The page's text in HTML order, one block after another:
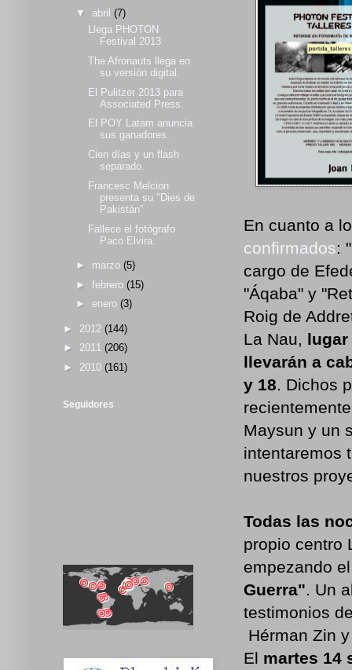
En cuanto a
confirmados:
cargo de
"Áqaba" y
Roig de
La Nau,
llevarán a
y 18. Dichos
Maysun y un
intentaremos
nuestros
Todas las
propio centro
empezando el
Guerra". Un
testimonios
Hérman Zin
El martes 14
▼ abril (7)
Llega PHOTON
Festival 2013
The Afronauts llega en
su versión digital.
El Pulitzer 2013 para
Associated Press.
El POY Latam anuncia
sus ganadores.
Cien días y un flash
separado.
Francesc Melcion
presenta su "Dies de
Pakistán"
Fallece el fotógrafo
Paco Elvira.
► marzo (5)
► febrero (15)
► enero (3)
► 2012 (144)
► 2011 (206)
► 2010 (161)
Seguidores